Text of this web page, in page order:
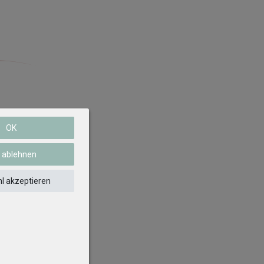
OK
ablehnen
akzeptieren